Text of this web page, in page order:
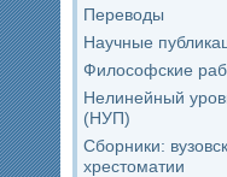
Переводы
Научные
Философские
Нелинейный
(НУП)
Сборники:
хрестоматии